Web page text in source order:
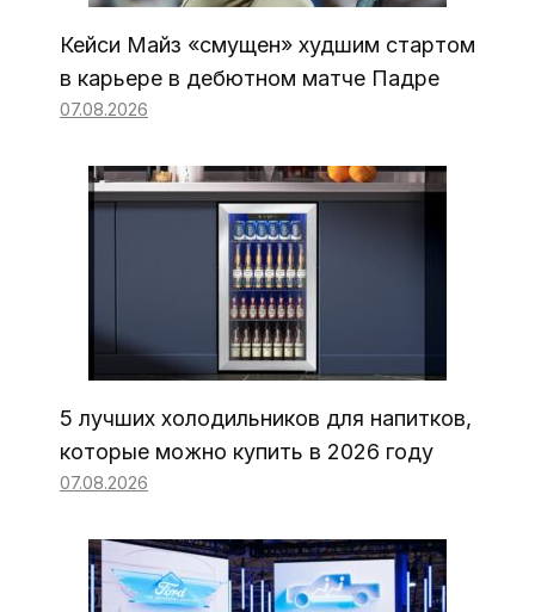
Кейси Майз «смущен» худшим стартом
в карьере в дебютном матче Падре
07.08.2026
5 лучших холодильников для напитков,
которые можно купить в 2026 году
07.08.2026